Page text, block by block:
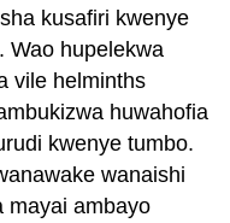
kusafiri kwenye
Wao hupelekwa
vile helminths
huwahofia
kwenye tumbo.
wanaishi
mayai ambayo